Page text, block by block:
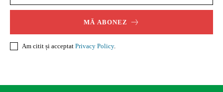
MĂ ABONEZ
Am citit și acceptat Privacy Policy.